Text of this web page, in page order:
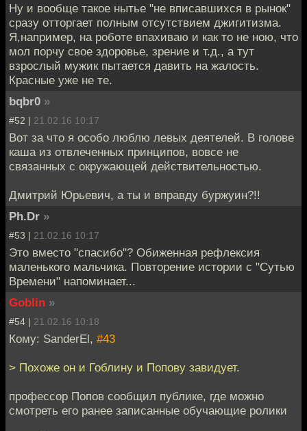
Ну и вообще такое нытье "не вписавшихся в рынок"
сразу отторгает полным отсутствием джигитизма.
Я,например, на роботе впахиваю и как то не ною, что
мол порчу свое здоровье, зрение и т.д., а тут
взрослый мужик пытается давить на жалость.
Красные уже не те.
bqbr0 »
#52 | 21.02.16 10:17
Вот за что я особо люблю левых деятелей. В голове
каша из отвлеченных принципов, вовсе не
связанных с окружающей действительностью.
Дмитрий Юрьевич, а ты и вправду буржуин?!!
Ph.Dr »
#53 | 21.02.16 10:17
Это вместо "спасибо"? Обиженная рефлексия
маленького мальчика. Повторение истории с "Сутью
Времени" напоминает...
Goblin »
#54 | 21.02.16 10:18
Кому: SanderEl, #43
> Похоже он и Гоблину и Попову завидует.
профессор Попов сообщил публике, где можно
смотреть его ранее записанные обучающие ролики